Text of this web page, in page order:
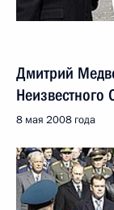
Дмитрий
Неизвестного
8 мая 2008 года